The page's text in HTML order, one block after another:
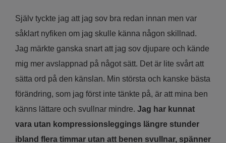
Själv tyckte jag att jag sov bra redan innan men var
såklart nyfiken om jag skulle känna någon skillnad.
Jag märkte ganska snart att jag sov djupare och kände
mig mer avslappnad på något sätt. Det är lite svårt att
sätta ord på den känslan. Min största och kanske bästa
förändring, som jag först inte tänkte på, är att mina ben
känns lättare och svullnar mindre. Jag har kunnat
vara utan kompressionsleggings längre stunder
ibland flera timmar utan att benen svullnar, spänner